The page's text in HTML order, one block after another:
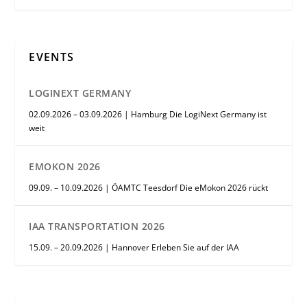
EVENTS
LOGINEXT GERMANY
02.09.2026 – 03.09.2026 | Hamburg Die LogiNext Germany ist
weit
EMOKON 2026
09.09. – 10.09.2026 | ÖAMTC Teesdorf Die eMokon 2026 rückt
IAA TRANSPORTATION 2026
15.09. – 20.09.2026 | Hannover Erleben Sie auf der IAA